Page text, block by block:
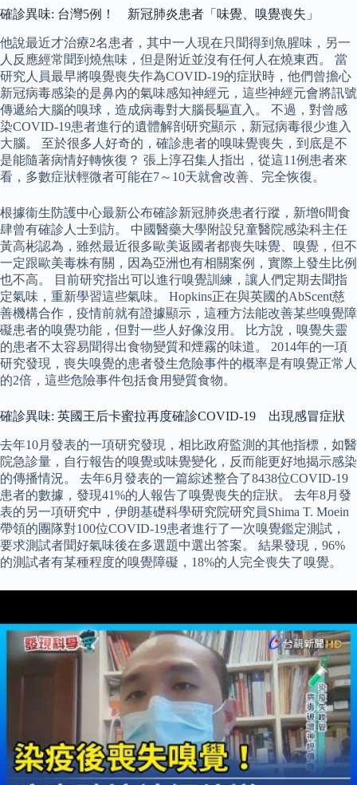
確診異味: 台灣5例！ 新冠肺炎患者「味覺、嗅覺喪失」
他說最近才治療2名患者，其中一人現在只聞得到魚腥味，另一
人反應經常聞到燒焦味，但是附近並沒有任何人在燒東西。 當
研究人員最早將嗅覺喪失作為COVID-19的症狀時，他們曾擔心
新冠病毒感染的是鼻內的氣味感知神經元，這些神經元會將訊號
傳遞給大腦的嗅球，造成病毒對大腦長驅直入。 不過，對曾感
染COVID-19患者進行的遺體解剖研究顯示，新冠病毒很少進入
大腦。 至於很多人好奇的，確診患者的嗅味覺喪失，到底是不
是能隨著病情好轉恢復？ 張上淳召集人指出，從這11例患者來
看，多數症狀輕微者可能在7～10天就會改善、完全恢復。
根據衞生防護中心最新公布確診新冠肺炎患者行蹤，新增6間食
肆曾有確診人士到訪。 中國醫藥大學附設兒童醫院感染科主任
黃高彬認為，雖然最近很多歐美返國者都喪失味覺、嗅覺，但不
一定跟歐美毒株有關，因為亞洲也有相關案例，實際上發生比例
也不高。 目前研究指出可以進行嗅覺訓練，讓人們定期去聞指
定氣味，重新學習這些氣味。 Hopkins正在與英國的AbScent慈
善機構合作，疫情前就有證據顯示，這種方法能改善某些嗅覺障
礙患者的嗅覺功能，但對一些人好像沒用。 比方說，嗅覺失靈
的患者不太容易聞得出食物變質和煙霧的味道。 2014年的一項
研究發現，喪失嗅覺的患者發生危險事件的概率是有嗅覺正常人
的2倍，這些危險事件包括食用變質食物。
確診異味: 英國王后卡蜜拉再度確診COVID-19 出現感冒症狀
去年10月發表的一項研究發現，相比政府監測的其他指標，如醫
院急診量，自行報告的嗅覺或味覺變化，反而能更好地揭示感染
的傳播情況。 去年6月發表的一篇綜述整合了8438位COVID-19
患者的數據，發現41%的人報告了嗅覺喪失的症狀。 去年8月發
表的另一項研究中，伊朗基礎科學研究院研究員Shima T. Moein
帶領的團隊對100位COVID-19患者進行了一次嗅覺鑑定測試，
要求測試者聞好氣味後在多選題中選出答案。 結果發現，96%
的測試者有某種程度的嗅覺障礙，18%的人完全喪失了嗅覺。